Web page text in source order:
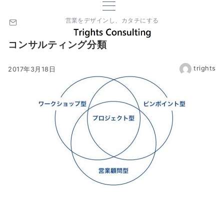
営業をデザインし、カタチにする
コンサルティング分類
2017年3月18日 trights